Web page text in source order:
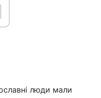
люди мали